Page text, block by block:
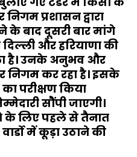
प्रशासन द्वारा
के बाद दूसरी बार मांगे
और हरियाणा की
है। उनके अनुभव और
निगम कर रहा है। इसके
परीक्षण किया
सौंपी जाएगी।
के लिए पहले से तैनात
में कूड़ा उठाने की